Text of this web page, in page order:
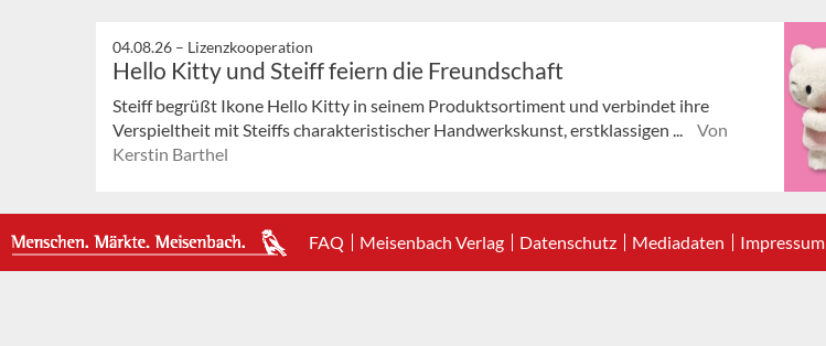
04.08.26 – Lizenzkooperation
Hello Kitty und Steiff feiern die Freundschaft
Steiff begrüßt Ikone Hello Kitty in seinem Produktsortiment und verbindet ihre
Verspieltheit mit Steiffs charakteristischer Handwerkskunst, erstklassigen ...
Von
Kerstin Barthel
FAQ Meisenbach Verlag Datenschutz Mediadaten Impressum